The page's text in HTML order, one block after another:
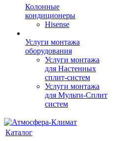
Колонные
кондиционеры
Hisense
Услуги монтажа
оборудования
Услуги монтажа
для Настенных
сплит-систем
Услуги монтажа
для Мульти-Сплит
систем
Каталог